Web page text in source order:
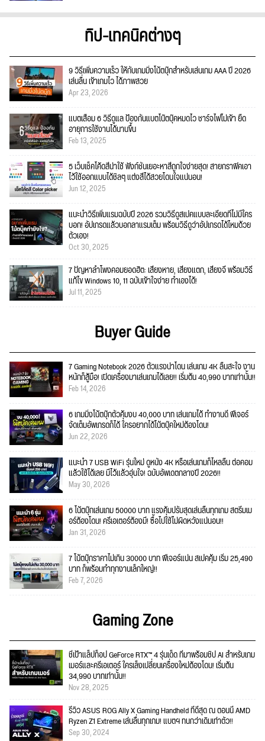
ทิป-เทคนิคต่างๆ
9 วิธีเพิ่มความเร็ว ให้กับเกมมิ่งโน้ตบุ๊กสำหรับเล่นเกม AAA ปี 2026
เล่นลื่น เข้าเกมไว ได้ภาพสวย
Apr 23, 2026
แบตเสื่อม 6 วิธีดูแล ป้องกันแบตโน๊ตบุ๊คหมดไว ชาร์จไฟไม่เข้า ยืด
อายุการใช้งานได้นานขึ้น
Feb 13, 2025
5 เว็บเช็คโค้ดสีน่าใช้ ฟังก์ชั่นเยอะหาสีถูกใจง่ายสุด! สายกราฟิคเอา
ไว้ใช้ออกแบบได้ชิลๆ แต่งสีได้สวยโดนใจแน่นอน!
Jun 12, 2025
แนะนำวิธีเพิ่มแรมฉบับปี 2026 รวมวิธีดูสเปคแบบละเอียดที่ไม่มีใคร
บอก! อัปเกรดแล้วบอกลาแรมเต็ม พร้อมวิธีดูว่าอัปเกรดได้ไหมด้วย
ตัวเอง!
Oct 30, 2025
7 ปัญหาลำโพงคอมยอดฮิต: เสียงหาย, เสียงแตก, เสียงจี่ พร้อมวิธี
แก้ไข Windows 10, 11 ฉบับเข้าใจง่าย ทำเองได้!
Jul 11, 2025
Buyer Guide
7 Gaming Notebook 2026 ตัวแรงน่าโดน เล่นเกม 4K ลื่นสะใจ งาน
หนักก็สู้มือ! เปิดเครื่องมาเล่นเกมได้เลย!! เริ่มต้น 40,990 บาทเท่านั้น!!
Feb 14, 2026
6 เกมมิ่งโน้ตบุ๊กตัวคุ้มงบ 40,000 บาท เล่นเกมได้ ทำงานดี ฟีเจอร์
จัดเต็มอัพเกรดก็ได้ ใครอยากได้โน้ตบุ๊คใหม่ต้องโดน!
Jun 22, 2026
แนะนำ 7 USB WiFi รุ่นใหม่ ดูหนัง 4K หรือเล่นเกมก็ไหลลื่น ต่อคอม
แล้วใช้ได้เลย มีไว้แล้วอุ่นใจ! ฉบับอัพเดตกลางปี 2026!!
May 30, 2026
6 โน้ตบุ๊กเล่นเกม 50000 บาท แรงคุ้มปรับสุดเล่นลื่นทุกเกม สตรีมเม
อร์ต้องโดน! ครีเอเตอร์ต้องมี! ซื้อไปใช้ไม่ผิดหวังแน่นอน!!
Jan 31, 2026
7 โน้ตบุ๊กราคาไม่เกิน 30000 บาท ฟีเจอร์แน่น สเปคคุ้ม เริ่ม 25,490
บาท ก็พร้อมทำทุกงานเล็กใหญ่!!
Feb 7, 2026
Gaming Zone
ชี้เป้าแล็ปท็อป GeForce RTX™ 4 รุ่นเด็ด ที่มาพร้อมชิป AI สำหรับเกม
เมอร์และครีเอเตอร์ ใครเล็งเปลี่ยนเครื่องใหม่ต้องโดน! เริ่มต้น
34,990 บาทเท่านั้น!!
Nov 28, 2025
รีวิว ASUS ROG Ally X Gaming Handheld ที่ดีสุด ณ ตอนนี้ AMD
Ryzen Z1 Extreme เล่นลื่นทุกเกม! แบตฯ ทนกว่าเดิมเท่าตัว!!
Sep 30, 2024